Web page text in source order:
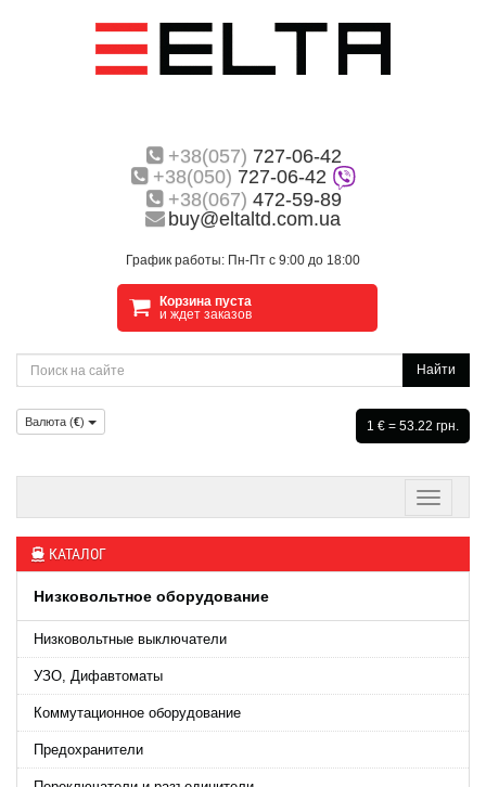
+38(057) 727-06-42
+38(050) 727-06-42
+38(067) 472-59-89
buy@eltaltd.com.ua
График работы: Пн-Пт с 9:00 до 18:00
Корзина пуста
и ждет заказов
Найти
Валюта (€) 1 € = 53.22 грн.
КАТАЛОГ
Низковольтное оборудование
Низковольтные выключатели
УЗО, Дифавтоматы
Коммутационное оборудование
Предохранители